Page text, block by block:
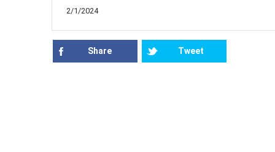
2/1/2024
Share Tweet